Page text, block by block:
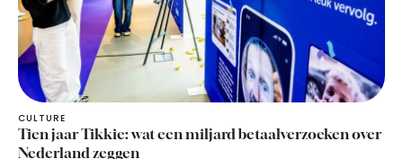
CULTURE
Tien jaar Tikkie: wat een miljard betaalverzoeken over
Nederland zeggen